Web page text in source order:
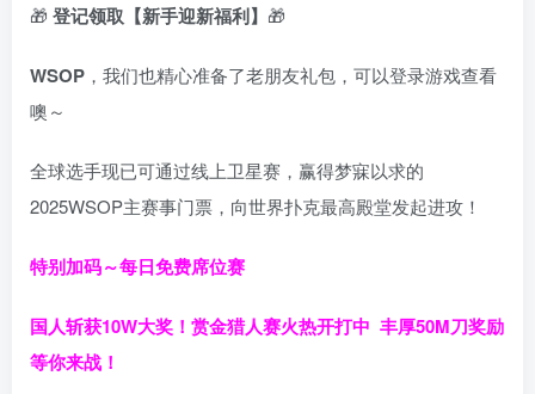
🎁 登记领取【新手迎新福利】 🎁
WSOP ，我们也精心准备了老朋友礼包，可以登录游戏查看
噢～
全球选手现已可通过线上卫星赛，赢得梦寐以求的
2025WSOP主赛事门票，向世界扑克最高殿堂发起进攻！
特别加码～每日免费席位赛
国人斩获10W大奖！ 赏金猎人赛火热开打中 丰厚50M刀奖励
等你来战！